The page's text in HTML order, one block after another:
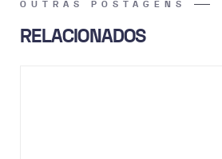
OUTRAS POSTAGENS
RELACIONADOS